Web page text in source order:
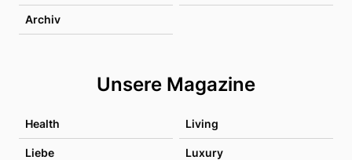
Archiv
Unsere Magazine
Health Living
Liebe Luxury